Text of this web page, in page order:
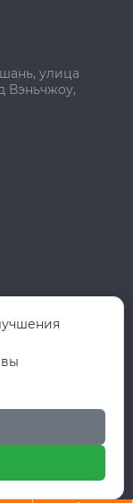
улица
Вэньчжоу,